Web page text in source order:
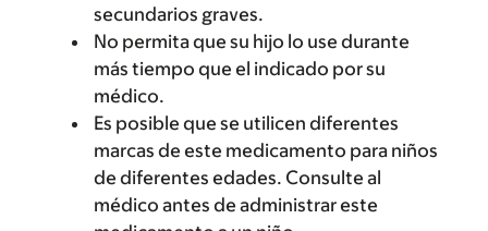
secundarios graves.
No permita que su hijo lo use durante
más tiempo que el indicado por su
médico.
Es posible que se utilicen diferentes
marcas de este medicamento para niños
de diferentes edades. Consulte al
médico antes de administrar este